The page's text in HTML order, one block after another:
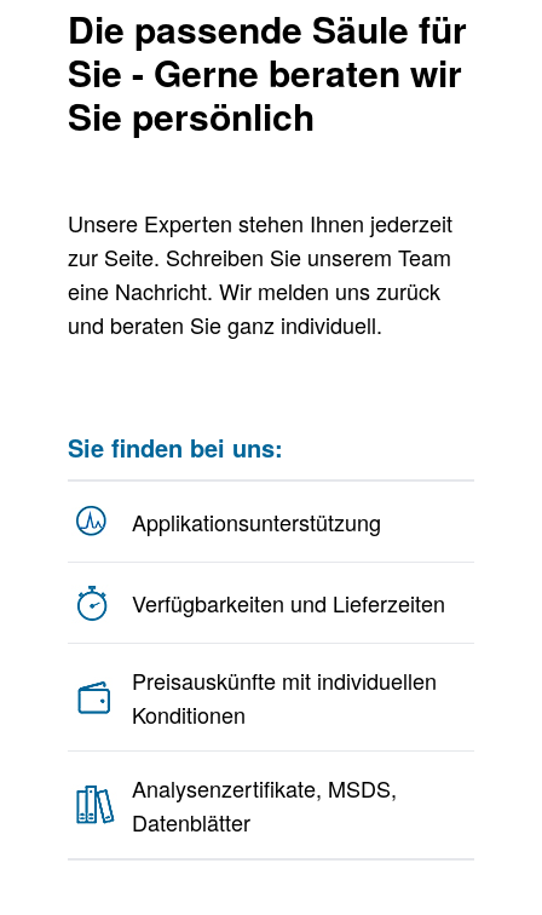
Die passende Säule für
Sie - Gerne beraten wir
Sie persönlich
Unsere Experten stehen Ihnen jederzeit
zur Seite. Schreiben Sie unserem Team
eine Nachricht. Wir melden uns zurück
und beraten Sie ganz individuell.
Sie finden bei uns:
Applikationsunterstützung
Verfügbarkeiten und Lieferzeiten
Preisauskünfte mit individuellen
Konditionen
Analysenzertifikate, MSDS,
Datenblätter